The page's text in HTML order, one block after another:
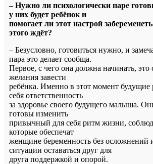
– Нужно ли психологически паре
у них будет ребёнок и
помогает ли этот настрой
этого ждёт?
– Безусловно, готовиться нужно, и
пара это делает сообща.
Первое, с чего она должна начинать, это
желания завести
ребёнка. Именно в этот момент будущие
себя ответственность
за здоровье своего будущего малыша.
готовы изменить
привычный для себя ритм жизни,
которые обеспечат
женщине беременность без осложнений
ситуации оставаться друг для
друга поддержкой и опорой.